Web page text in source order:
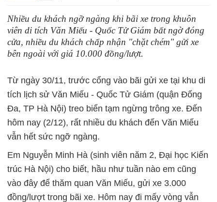
Nhiều du khách ngỡ ngàng khi bãi xe trong khuôn
viên di tích Văn Miếu - Quốc Tử Giám bất ngờ đóng
cửa, nhiều du khách chấp nhận "chặt chém" gửi xe
bên ngoài với giá 10.000 đồng/lượt.
Từ ngày 30/11, trước cổng vào bãi gửi xe tại khu di
tích lịch sử Văn Miếu - Quốc Tử Giám (quận Đống
Đa, TP Hà Nội) treo biển tạm ngừng trông xe. Đến
hôm nay (2/12), rất nhiều du khách đến Văn Miếu
vẫn hết sức ngỡ ngàng.
Em Nguyễn Minh Hà (sinh viên năm 2, Đại học Kiến
trúc Hà Nội) cho biết, hầu như tuần nào em cũng
vào đây để thăm quan Văn Miếu, gửi xe 3.000
đồng/lượt trong bãi xe. Hôm nay đi mấy vòng vẫn